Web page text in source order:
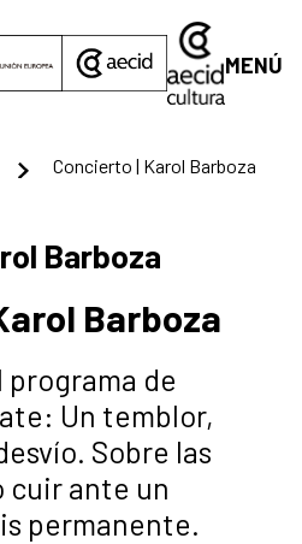
MENÚ
Concierto | Karol Barboza
Barboza
Barboza
programa de
Un temblor,
Sobre las
cuir ante un
permanente.